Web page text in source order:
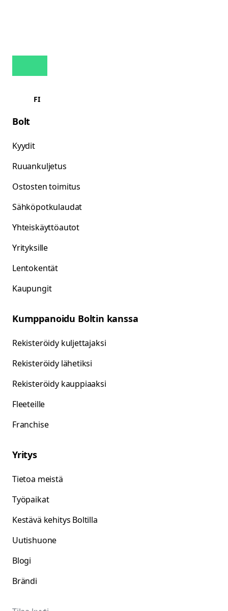
FI
Bolt
Kyydit
Ruuankuljetus
Ostosten toimitus
Sähköpotkulaudat
Yhteiskäyttöautot
Yrityksille
Lentokentät
Kaupungit
Kumppanoidu Boltin kanssa
Rekisteröidy kuljettajaksi
Rekisteröidy lähetiksi
Rekisteröidy kauppiaaksi
Fleeteille
Franchise
Yritys
Tietoa meistä
Työpaikat
Kestävä kehitys Boltilla
Uutishuone
Blogi
Brändi